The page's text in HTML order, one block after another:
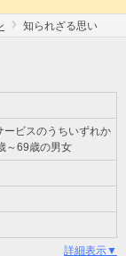
知られざる思い
ービスのうちいずれか
～69歳の男女
詳細表示▼